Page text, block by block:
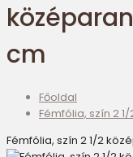
cm
Főoldal
Fémfólia, szín 2
Fémfólia, szín 2 1/2